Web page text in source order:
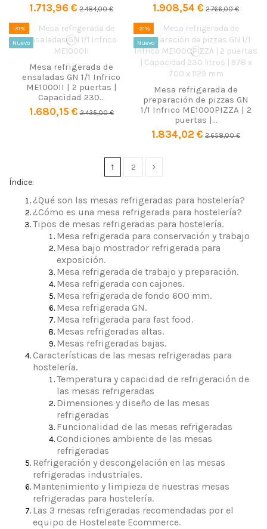
1.713,96 € 2.484,00 € 1.908,54 € 2.766,00 €
-31%
Nuevo
Mesa refrigerada de
ensaladas GN 1/1 Infrico
ME1000II | 2 puertas |
Capacidad 230...
1.680,15 € 2.435,00 €
-31%
Nuevo
Mesa refrigerada de
preparación de pizzas GN
1/1 Infrico ME1000PIZZA | 2
puertas |...
1.834,02 € 2.658,00 €
1
2
Índice:
¿Qué son las mesas refrigeradas para hostelería?
¿Cómo es una mesa refrigerada para hostelería?
Tipos de mesas refrigeradas para hostelería.
Mesa refrigerada para conservación y trabajo
Mesa bajo mostrador refrigerada para
exposición.
Mesa refrigerada de trabajo y preparación.
Mesa refrigerada con cajones.
Mesa refrigerada de fondo 600 mm.
Mesa refrigerada GN.
Mesa refrigerada para fast food.
Mesas refrigeradas altas.
Mesas refrigeradas bajas.
Características de las mesas refrigeradas para
hostelería.
Temperatura y capacidad de refrigeración de
las mesas refrigeradas
Dimensiones y diseño de las mesas
refrigeradas
Funcionalidad de las mesas refrigeradas
Condiciones ambiente de las mesas
refrigeradas
Refrigeración y descongelación en las mesas
refrigeradas industriales.
Mantenimiento y limpieza de nuestras mesas
refrigeradas para hostelería.
Las 3 mesas refrigeradas recomendadas por el
equipo de Hosteleate Ecommerce.